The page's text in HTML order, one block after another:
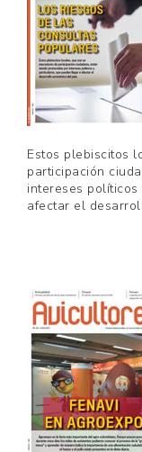
Estos plebiscitos
participación
intereses
afectar el